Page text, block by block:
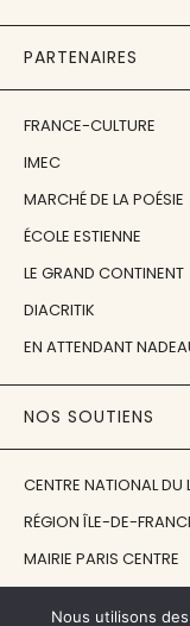
PARTENAIRES
FRANCE-CULTURE
IMEC
MARCHÉ DE LA POÉSIE
ÉCOLE ESTIENNE
LE GRAND CONTINENT
DIACRITIK
EN ATTENDANT
NOS SOUTIENS
CENTRE NATIONAL DU
RÉGION ÎLE-DE-
MAIRIE PARIS CENTRE
Nous utilisons